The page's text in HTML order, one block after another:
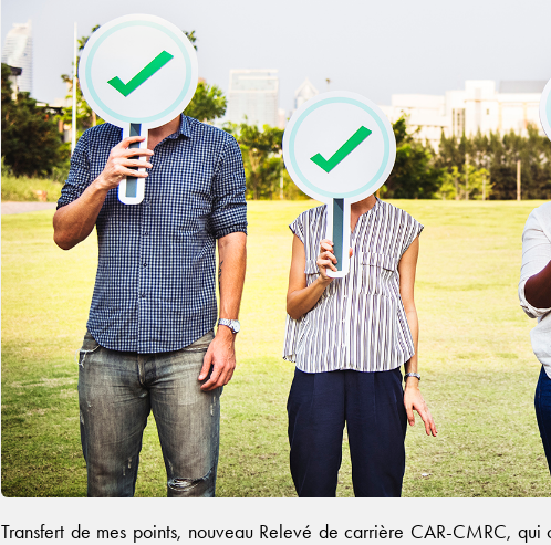
Transfert de mes points, nouveau Relevé de carrière CAR-CMRC,